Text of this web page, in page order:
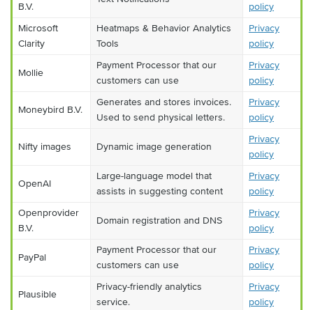
B.V.
policy
Microsoft
Clarity
Heatmaps & Behavior Analytics
Tools
Privacy
policy
Mollie
Payment Processor that our
customers can use
Privacy
policy
Moneybird B.V.
Generates and stores invoices.
Used to send physical letters.
Privacy
policy
Nifty images Dynamic image generation
Privacy
policy
OpenAI
Large-language model that
assists in suggesting content
Privacy
policy
Openprovider
B.V.
Domain registration and DNS
Privacy
policy
PayPal
Payment Processor that our
customers can use
Privacy
policy
Plausible
Privacy-friendly analytics
service.
Privacy
policy